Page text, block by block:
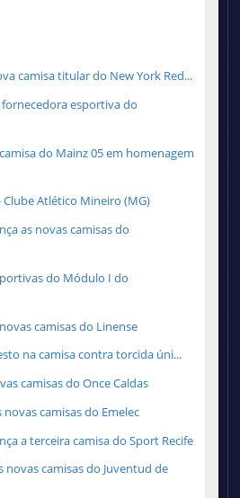
camisa titular do New York Red...
esportiva do
do Mainz 05 em homenagem
Clube Atlético Mineiro (MG)
as novas camisas do
do Módulo I do
camisas do Linense
na camisa contra torcida úni...
camisas do Once Caldas
camisas do Emelec
a terceira camisa do Sport Recife
novas camisas do Juventud de